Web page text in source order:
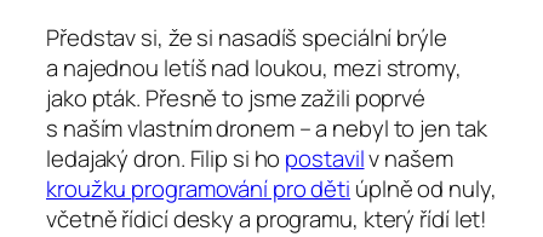
Představ si, že si nasadíš speciální brýle
a najednou letíš nad loukou, mezi stromy,
jako pták. Přesně to jsme zažili poprvé
s naším vlastním dronem – a nebyl to jen tak
ledajaký dron. Filip si ho postavilv našem
kroužku programování pro děti úplně od nuly,
včetně řídicí desky a programu, který řídí let!